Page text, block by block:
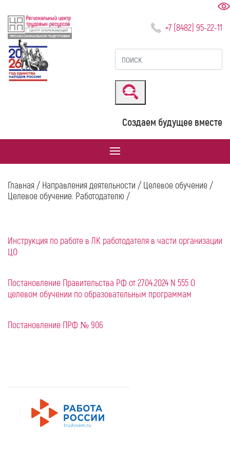
+7 (8482) 95-22-11
Создаем будущее вместе
Главная/ Направления деятельности / Целевое обучение/
Целевое обучение. Работодателю /
Инструкция по работе в ЛК работодателя в части организации
ЦО
Постановление Правительства РФ от 27.04.2024 N 555 О
целевом обучении по образовательным программам
Постановление ПРФ № 906